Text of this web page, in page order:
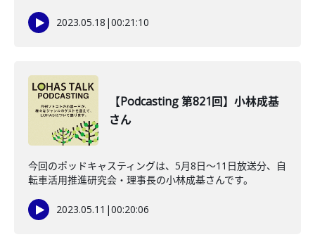
2023.05.18 |00:21:10
【Podcasting 第821回】小林成基
さん
今回のポッドキャスティングは、5月8日〜11日放送分、自
転車活用推進研究会・理事長の小林成基さんです。
2023.05.11 |00:20:06